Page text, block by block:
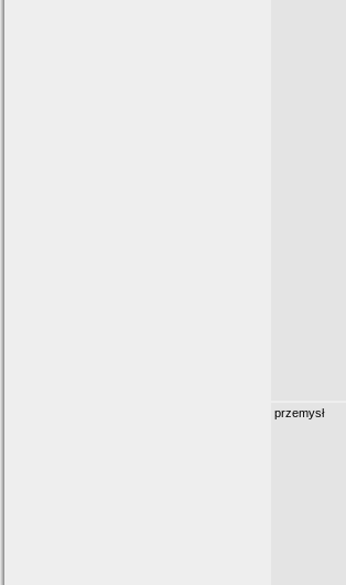
przemysł